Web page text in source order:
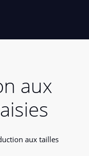
aux
aux tailles